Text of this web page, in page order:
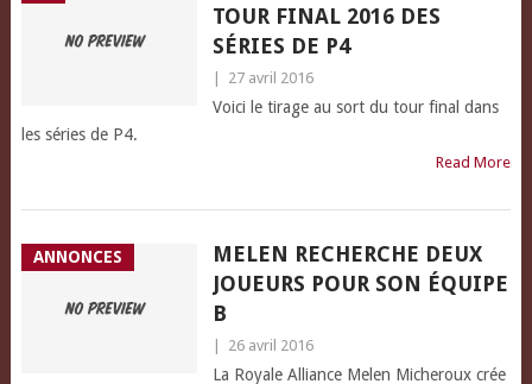
TOUR FINAL 2016 DES
SÉRIES DE P4
27 avril 2016
Voici le tirage au sort du tour final dans
les séries de P4.
Read More
ANNONCES
MELEN RECHERCHE DEUX
JOUEURS POUR SON ÉQUIPE
B
26 avril 2016
La Royale Alliance Melen Micheroux crée